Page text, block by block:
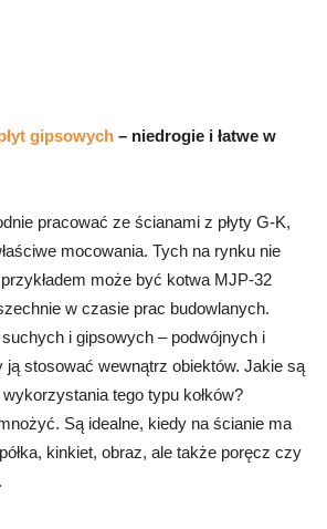
gipsowych – niedrogie i łatwe w
pracować ze ścianami z płyty G-K,
mocowania. Tych na rynku nie
może być kotwa MJP-32
w czasie prac budowlanych.
i gipsowych – podwójnych i
ją stosować wewnątrz obiektów. Jakie są
tego typu kołków?
Są idealne, kiedy na ścianie ma
kinkiet, obraz, ale także poręcz czy